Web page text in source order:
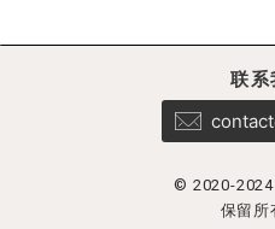
联系
© 2020-
保留所